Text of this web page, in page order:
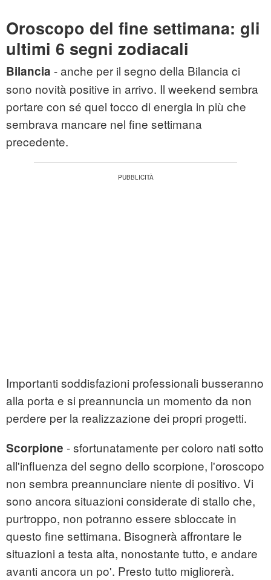
Oroscopo del fine settimana: gli
ultimi 6 segni zodiacali
Bilancia - anche per il segno della Bilancia ci
sono novità positive in arrivo. Il weekend sembra
portare con sé quel tocco di energia in più che
sembrava mancare nel fine settimana
precedente.
Importanti soddisfazioni professionali busseranno
alla porta e si preannuncia un momento da non
perdere per la realizzazione dei propri progetti.
Scorpione - sfortunatamente per coloro nati sotto
all'influenza del segno dello scorpione, l'oroscopo
non sembra preannunciare niente di positivo. Vi
sono ancora situazioni considerate di stallo che,
purtroppo, non potranno essere sbloccate in
questo fine settimana. Bisognerà affrontare le
situazioni a testa alta, nonostante tutto, e andare
avanti ancora un po'. Presto tutto migliorerà.